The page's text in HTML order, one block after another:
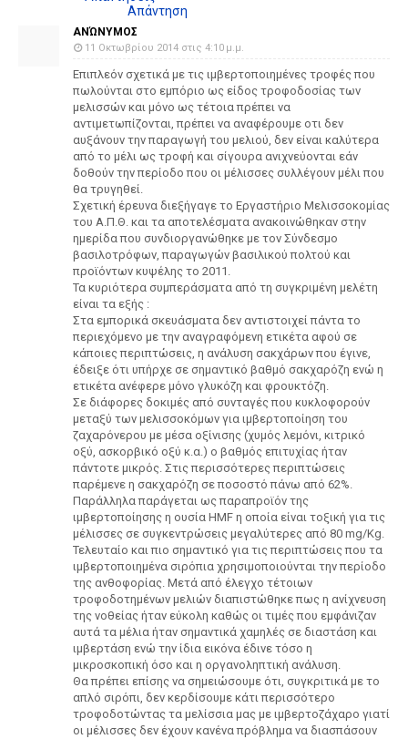
Απάντηση
ΑΝΏΝΥΜΟΣ
11 Οκτωβρίου 2014 στις 4:10 μ.μ.
Επιπλεόν σχετικά με τις ιμβερτοποιημένες τροφές που
πωλούνται στο εμπόριο ως είδος τροφοδοσίας των
μελισσών και μόνο ως τέτοια πρέπει να
αντιμετωπίζονται, πρέπει να αναφέρουμε οτι δεν
αυξάνουν την παραγωγή του μελιού, δεν είναι καλύτερα
από το μέλι ως τροφή και σίγουρα ανιχνεύονται εάν
δοθούν την περίοδο που οι μέλισσες συλλέγουν μέλι που
θα τρυγηθεί.
Σχετική έρευνα διεξήγαγε το Εργαστήριο Μελισσοκομίας
του Α.Π.Θ. και τα αποτελέσματα ανακοινώθηκαν στην
ημερίδα που συνδιοργανώθηκε με τον Σύνδεσμο
βασιλοτρόφων, παραγωγών βασιλικού πολτού και
προϊόντων κυψέλης το 2011.
Τα κυριότερα συμπεράσματα από τη συγκριμένη μελέτη
είναι τα εξής :
Στα εμπορικά σκευάσματα δεν αντιστοιχεί πάντα το
περιεχόμενο με την αναγραφόμενη ετικέτα αφού σε
κάποιες περιπτώσεις, η ανάλυση σακχάρων που έγινε,
έδειξε ότι υπήρχε σε σημαντικό βαθμό σακχαρόζη ενώ η
ετικέτα ανέφερε μόνο γλυκόζη και φρουκτόζη.
Σε διάφορες δοκιμές από συνταγές που κυκλοφορούν
μεταξύ των μελισσοκόμων για ιμβερτοποίηση του
ζαχαρόνερου με μέσα οξίνισης (χυμός λεμόνι, κιτρικό
οξύ, ασκορβικό οξύ κ.α.) ο βαθμός επιτυχίας ήταν
πάντοτε μικρός. Στις περισσότερες περιπτώσεις
παρέμενε η σακχαρόζη σε ποσοστό πάνω από 62%.
Παράλληλα παράγεται ως παραπροϊόν της
ιμβερτοποίησης η ουσία HMF η οποία είναι τοξική για τις
μέλισσες σε συγκεντρώσεις μεγαλύτερες από 80 mg/Kg.
Τελευταίο και πιο σημαντικό για τις περιπτώσεις που τα
ιμβερτοποιημένα σιρόπια χρησιμοποιούνται την περίοδο
της ανθοφορίας. Μετά από έλεγχο τέτοιων
τροφοδοτημένων μελιών διαπιστώθηκε πως η ανίχνευση
της νοθείας ήταν εύκολη καθώς οι τιμές που εμφάνιζαν
αυτά τα μέλια ήταν σημαντικά χαμηλές σε διαστάση και
ιμβερτάση ενώ την ίδια εικόνα έδινε τόσο η
μικροσκοπική όσο και η οργανοληπτική ανάλυση.
Θα πρέπει επίσης να σημειώσουμε ότι, συγκριτικά με το
απλό σιρόπι, δεν κερδίσουμε κάτι περισσότερο
τροφοδοτώντας τα μελίσσια μας με ιμβερτοζάχαρο γιατί
οι μέλισσες δεν έχουν κανένα πρόβλημα να διασπάσουν